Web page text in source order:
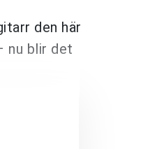
den här
nu blir det